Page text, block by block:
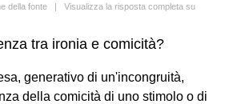
della fonte | Visualizza la risposta completa su
tra ironia e comicità?
generativo di un'incongruità,
della comicità di uno stimolo o di